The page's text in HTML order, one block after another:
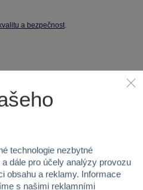
kvalitu a bezpečnost.
40V-EL-19183K-2
technologie nezbytné
dále pro účely analýzy provozu
obsahu a reklamy. Informace
s našimi reklamními